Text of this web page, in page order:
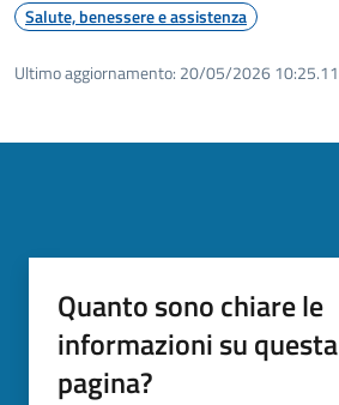
Salute, benessere e assistenza
Ultimo aggiornamento: 20/05/2026 10:25.11
Quanto sono chiare le
informazioni su questa
pagina?